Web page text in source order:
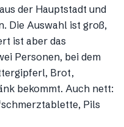
der Hauptstadt und
Die Auswahl ist groß,
ist aber das
Personen, bei dem
Brot,
bekommt. Auch nett:
Pils